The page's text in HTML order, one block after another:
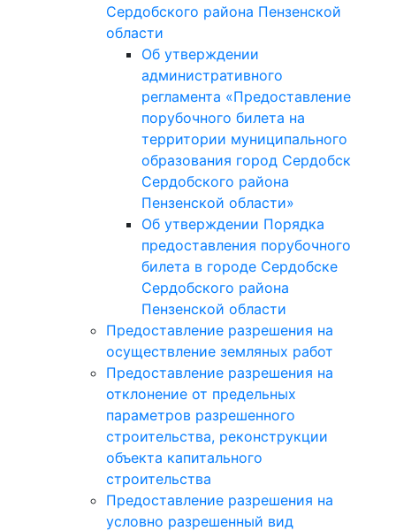
Сердобского района Пензенской
области
Об утверждении
административного
регламента «Предоставление
порубочного билета на
территории муниципального
образования город Сердобск
Сердобского района
Пензенской области»
Об утверждении Порядка
предоставления порубочного
билета в городе Сердобске
Сердобского района
Пензенской области
Предоставление разрешения на
осуществление земляных работ
Предоставление разрешения на
отклонение от предельных
параметров разрешенного
строительства, реконструкции
объекта капитального
строительства
Предоставление разрешения на
условно разрешенный вид